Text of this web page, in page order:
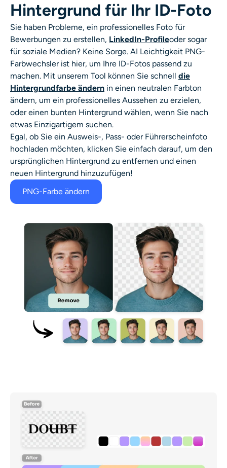
Hintergrund für Ihr ID-Foto
Sie haben Probleme, ein professionelles Foto für
Bewerbungen zu erstellen, LinkedIn-Profileoder sogar
für soziale Medien? Keine Sorge. AI Leichtigkeit PNG-
Farbwechslerist hier, um Ihre ID-Fotos passend zu
machen. Mit unserem Tool können Sie schnell die
Hintergrundfarbe ändern in einen neutralen Farbton
ändern, um ein professionelles Aussehen zu erzielen,
oder einen bunten Hintergrund wählen, wenn Sie nach
etwas Einzigartigem suchen.
Egal, ob Sie ein Ausweis-, Pass- oder Führerscheinfoto
hochladen möchten, klicken Sie einfach darauf, um den
ursprünglichen Hintergrund zu entfernen und einen
neuen Hintergrund hinzuzufügen!
PNG-Farbe ändern